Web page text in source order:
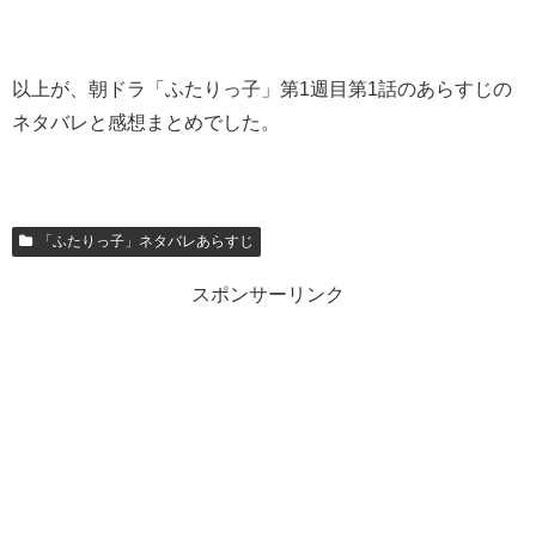
以上が、朝ドラ「ふたりっ子」第1週目第1話のあらすじの
ネタバレと感想まとめでした。
「ふたりっ子」ネタバレあらすじ
スポンサーリンク